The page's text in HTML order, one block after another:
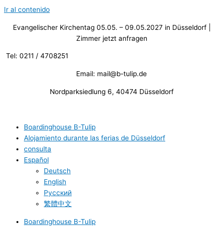
Ir al contenido
Evangelischer Kirchentag 05.05. – 09.05.2027 in Düsseldorf |
Zimmer jetzt anfragen
Tel: 0211 / 4708251
Email: mail@b-tulip.de
Nordparksiedlung 6, 40474 Düsseldorf
Boardinghouse B-Tulip
Alojamiento durante las ferias de Düsseldorf
consulta
Español
Deutsch
English
Русский
繁體中文
Boardinghouse B-Tulip